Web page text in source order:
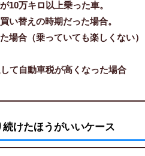
10万キロ以上乗った車。
い替えの時期だった場合。
場合（乗っていても楽しくない）
て自動車税が高くなった場合
続けたほうがいいケース